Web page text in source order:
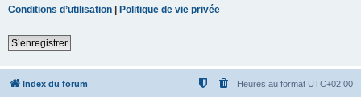
Conditions d’utilisation | Politique de vie privée
S’enregistrer
Index du forum Heures au format UTC+02:00